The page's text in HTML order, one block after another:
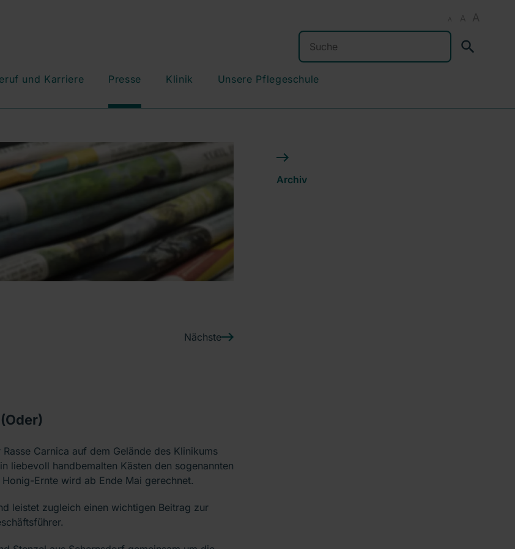
A A A
Suchen
und Karriere Presse Klinik Unsere Pflegeschule
Nächste
Carnica auf dem Gelände des Klinikums
liebevoll handbemalten Kästen den sogenannten
Ernte wird ab Ende Mai gerechnet.
leistet zugleich einen wichtigen Beitrag zur
Archiv